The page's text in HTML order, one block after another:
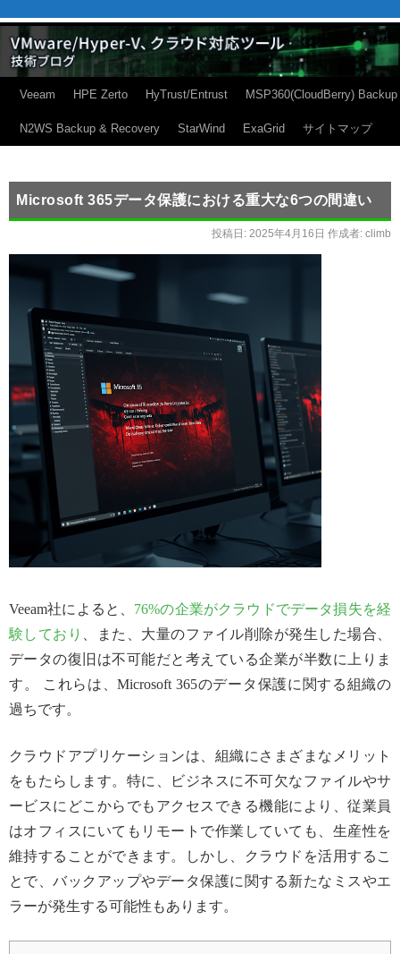
Veeam HPE Zerto HyTrust/Entrust MSP360(CloudBerry) Backup
N2WS Backup & Recovery StarWind ExaGrid サイトマップ
Microsoft 365データ保護における重大な6つの間違い
投稿日: 2025年4月16日 作成者: climb
Veeam社によると、 76%の企業がクラウドでデータ損失を経
験しており
、また、大量のファイル削除が発生した場合、
データの復旧は不可能だと考えている企業が半数に上りま
す。 これらは、Microsoft 365のデータ保護に関する組織の
過ちです。
クラウドアプリケーションは、組織にさまざまなメリット
をもたらします。特に、ビジネスに不可欠なファイルやサ
ービスにどこからでもアクセスできる機能により、従業員
はオフィスにいてもリモートで作業していても、生産性を
維持することができます。しかし、クラウドを活用するこ
とで、バックアップやデータ保護に関する新たなミスやエ
ラーが発生する可能性もあります。